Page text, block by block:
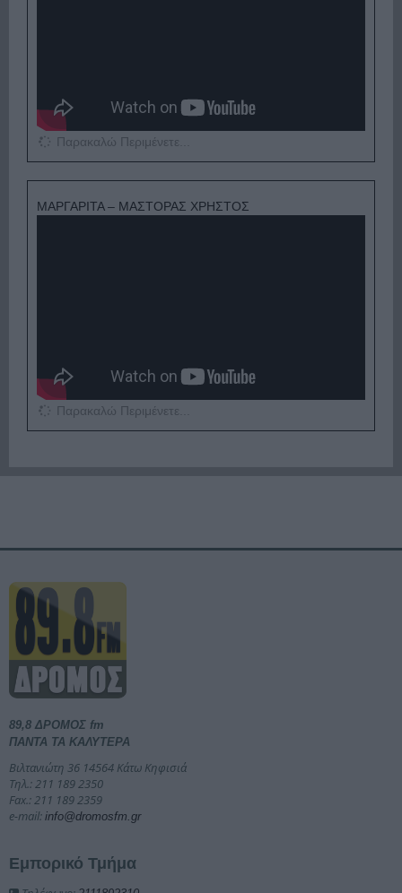
Παρακαλώ Περιμένετε...
ΜΑΡΓΑΡΙΤΑ – ΜΑΣΤΟΡΑΣ ΧΡΗΣΤΟΣ
Παρακαλώ Περιμένετε...
89,8 ΔΡΟΜΟΣ fm
ΠΑΝΤΑ ΤΑ ΚΑΛΥΤΕΡΑ
Βιλτανιώτη 36 14564 Κάτω Κηφισιά
Τηλ.: 211 189 2350
Fax.: 211 189 2359
e-mail: info@dromosfm.gr
Εμπορικό Τμήμα